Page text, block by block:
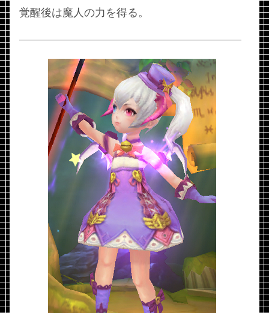
覚醒後は魔人の力を得る。